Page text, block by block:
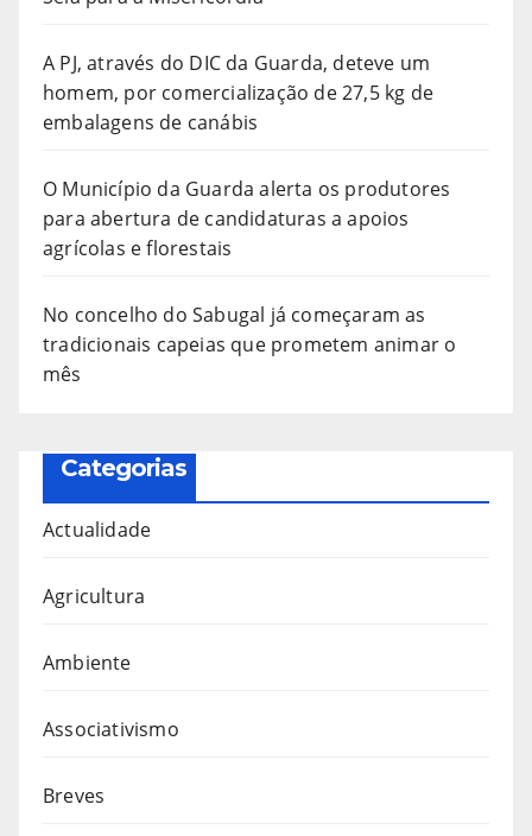
A PJ, através do DIC da Guarda, deteve um
homem, por comercialização de 27,5 kg de
embalagens de canábis
O Município da Guarda alerta os produtores
para abertura de candidaturas a apoios
agrícolas e florestais
No concelho do Sabugal já começaram as
tradicionais capeias que prometem animar o
mês
Categorias
Actualidade
Agricultura
Ambiente
Associativismo
Breves